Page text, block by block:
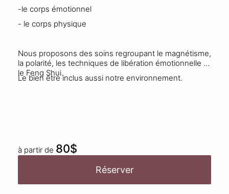
-le corps émotionnel
- le corps physique
Nous proposons des soins regroupant le magnétisme,
la polarité, les techniques de libération émotionnelle et
le Feng Shui.
Le bien être inclus aussi notre environnement.
à partir de 80$
Réserver